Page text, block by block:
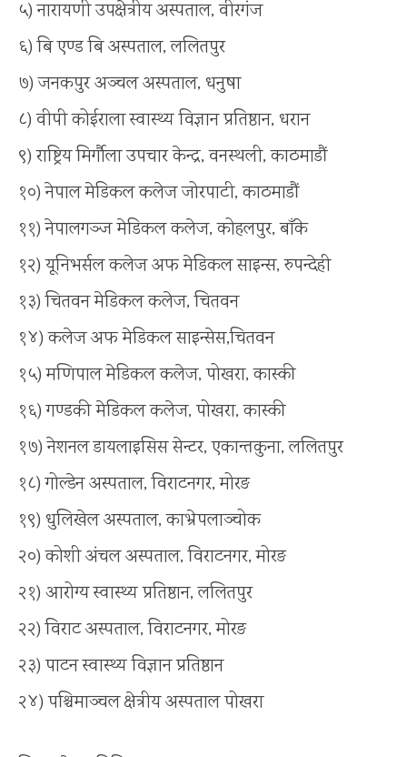
५) नारायणी उपक्षेत्रीय अस्पताल, वीरगंज
६) बि एण्ड बि अस्पताल, ललितपुर
७) जनकपुर अञ्चल अस्पताल, धनुषा
८) वीपी कोईराला स्वास्थ्य विज्ञान प्रतिष्ठान, धरान
९) राष्ट्रिय मिर्गाैला उपचार केन्द्र, वनस्थली, काठमाडौं
१०) नेपाल मेडिकल कलेज जोरपाटी, काठमाडौं
११) नेपालगञ्ज मेडिकल कलेज, कोहलपुर, बाँके
१२) यूनिभर्सल कलेज अफ मेडिकल साइन्स, रुपन्देही
१३) चितवन मेडिकल कलेज, चितवन
१४) कलेज अफ मेडिकल साइन्सेस,चितवन
१५) मणिपाल मेडिकल कलेज, पोखरा, कास्की
१६) गण्डकी मेडिकल कलेज, पोखरा, कास्की
१७) नेशनल डायलाइसिस सेन्टर, एकान्तकुना, ललितपुर
१८) गोल्डेन अस्पताल, विराटनगर, मोरङ
१९) धुलिखेल अस्पताल, काभ्रेपलाञ्चोक
२०) कोशी अंचल अस्पताल, विराटनगर, मोरङ
२१) आरोग्य स्वास्थ्य प्रतिष्ठान, ललितपुर
२२) विराट अस्पताल, विराटनगर, मोरङ
२३) पाटन स्वास्थ्य विज्ञान प्रतिष्ठान
२४) पश्चिमाञ्चल क्षेत्रीय अस्पताल पोखरा